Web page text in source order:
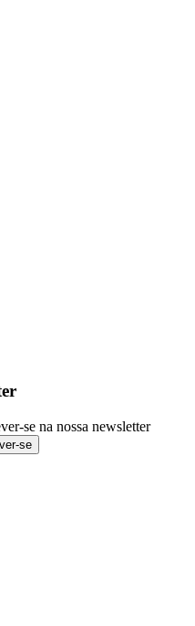
se na nossa newsletter
se